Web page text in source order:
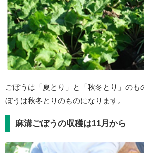
ごぼうは「夏とり」と「秋冬とり」のも
ぼうは秋冬とりのものになります。
麻溝ごぼうの収穫は11月から